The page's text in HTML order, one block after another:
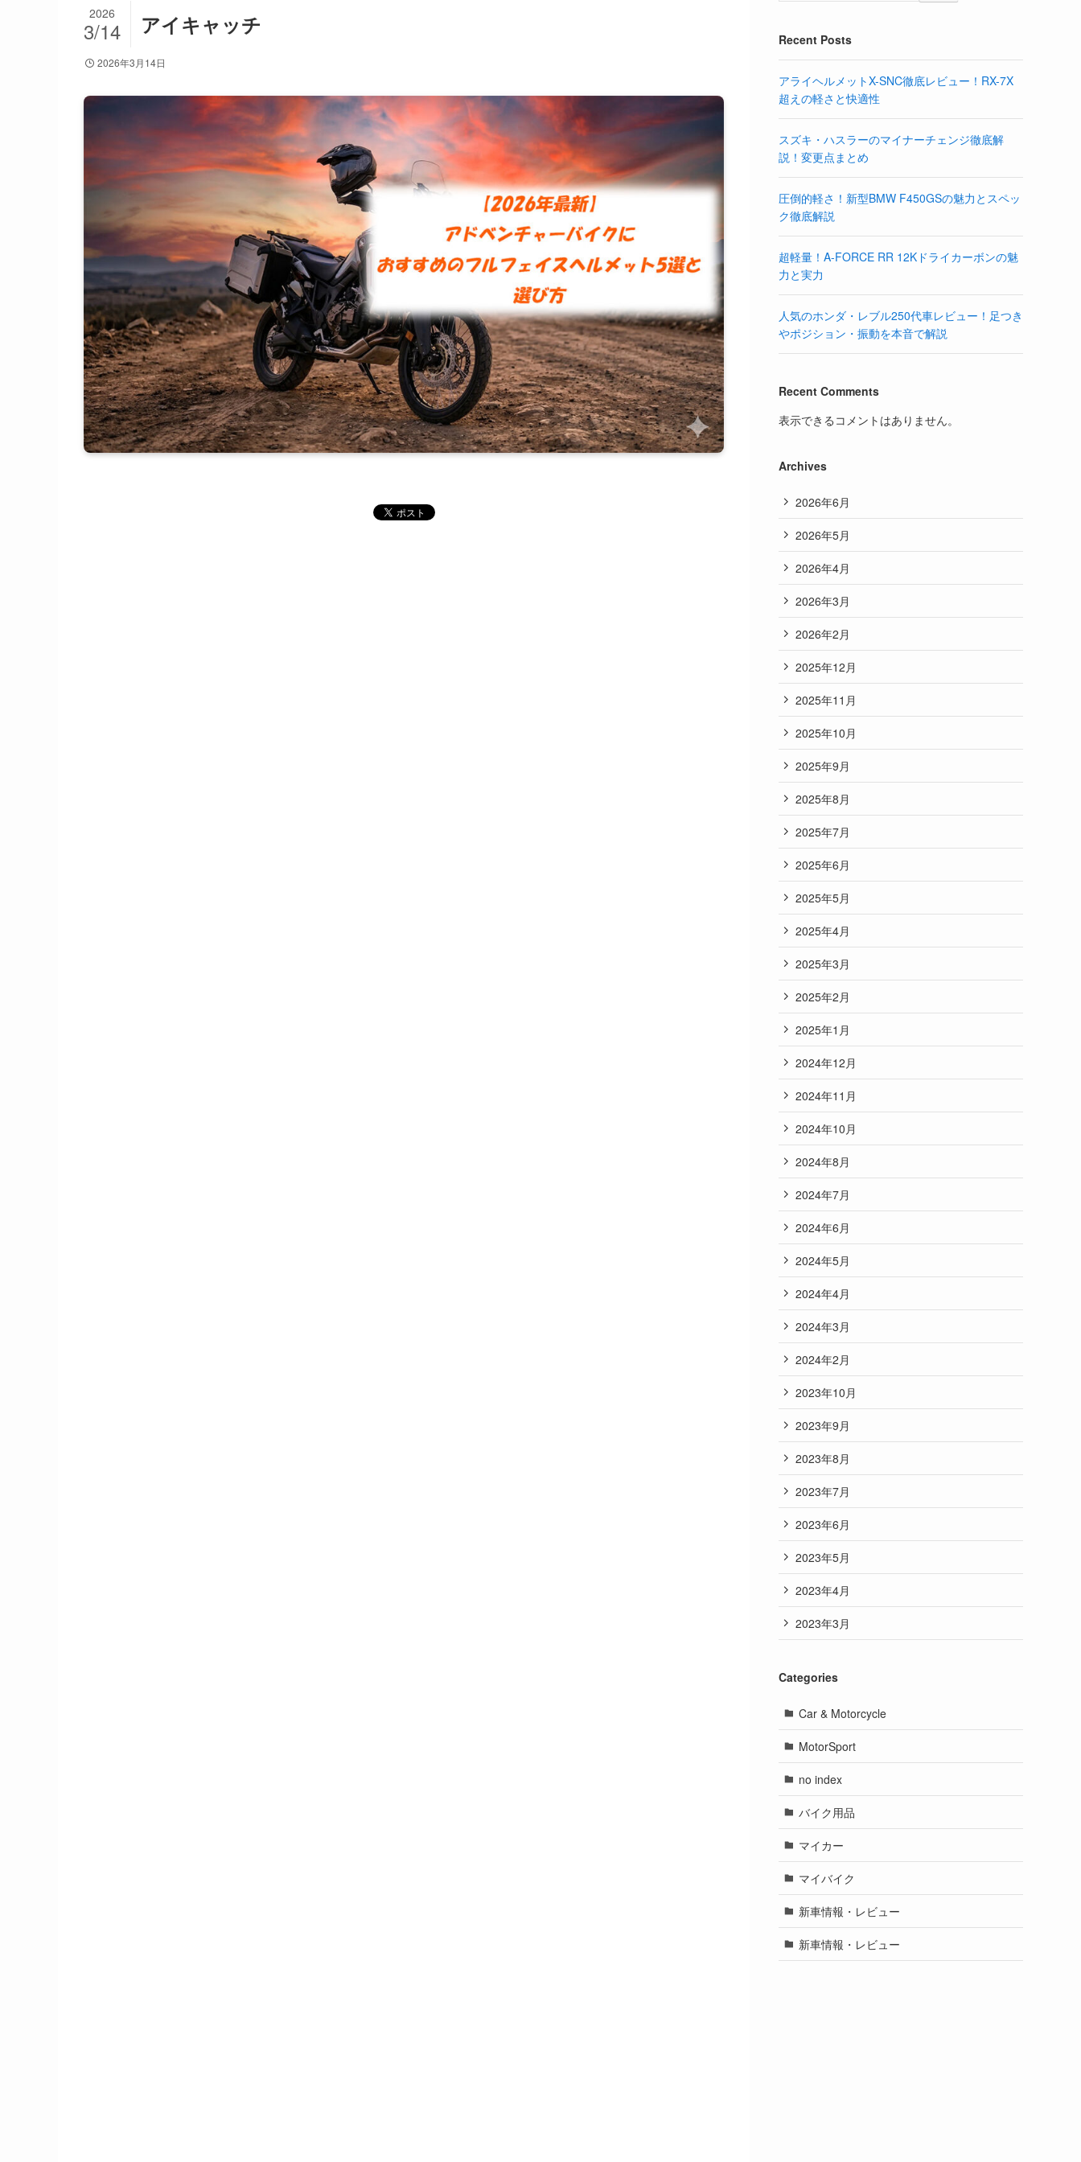
アイキャッチ
2026
3/14
2026年3月14日
Recent Posts
アライヘルメットX-SNC徹底レビュー！RX-7X
超えの軽さと快適性
スズキ・ハスラーのマイナーチェンジ徹底解
説！変更点まとめ
圧倒的軽さ！新型BMW F450GSの魅力とスペッ
ク徹底解説
超軽量！A-FORCE RR 12Kドライカーボンの魅
力と実力
人気のホンダ・レブル250代車レビュー！足つき
やポジション・振動を本音で解説
Recent Comments
表示できるコメントはありません。
Archives
2026年6月
2026年5月
2026年4月
2026年3月
2026年2月
2025年12月
2025年11月
2025年10月
2025年9月
2025年8月
2025年7月
2025年6月
2025年5月
2025年4月
2025年3月
2025年2月
2025年1月
2024年12月
2024年11月
2024年10月
2024年8月
2024年7月
2024年6月
2024年5月
2024年4月
2024年3月
2024年2月
2023年10月
2023年9月
2023年8月
2023年7月
2023年6月
2023年5月
2023年4月
2023年3月
Categories
Car & Motorcycle
MotorSport
no index
バイク用品
マイカー
マイバイク
新車情報・レビュー
新車情報・レビュー